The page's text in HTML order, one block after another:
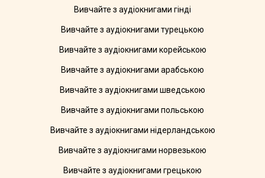
Вивчайте з аудіокнигами гінді
Вивчайте з аудіокнигами турецькою
Вивчайте з аудіокнигами корейською
Вивчайте з аудіокнигами арабською
Вивчайте з аудіокнигами шведською
Вивчайте з аудіокнигами польською
Вивчайте з аудіокнигами нідерландською
Вивчайте з аудіокнигами норвезькою
Вивчайте з аудіокнигами грецькою